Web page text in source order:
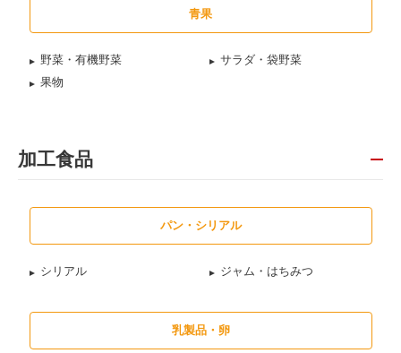
青果
野菜・有機野菜
サラダ・袋野菜
果物
加工食品
パン・シリアル
シリアル ジャム・はちみつ
乳製品・卵